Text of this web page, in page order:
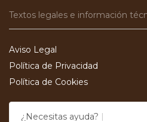
Textos legales e información
Aviso Legal
Política de Privacidad
Política de Cookies
¿Necesitas ayuda?